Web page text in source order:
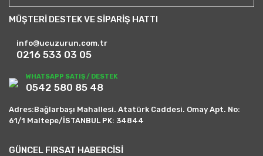
MÜŞTERİ DESTEK VE SİPARİŞ HATTI
info@ucuzurun.com.tr
0216 533 03 05
WHATSAPP SATIŞ / DESTEK
0542 580 85 48
Adres:Bağlarbaşı Mahallesi. Atatürk Caddesi. Omay Apt. No:
61/1 Maltepe/İSTANBUL PK: 34844
GÜNCEL FIRSAT HABERCİSİ